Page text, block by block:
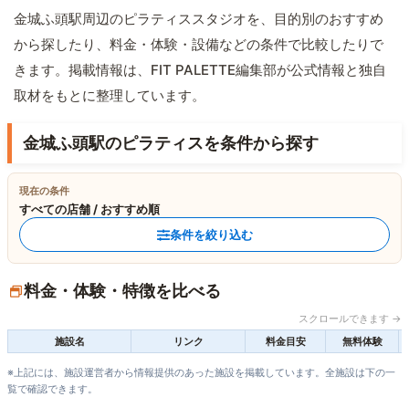
金城ふ頭駅周辺のピラティススタジオを、目的別のおすすめ
から探したり、料金・体験・設備などの条件で比較したりで
きます。掲載情報は、FIT PALETTE編集部が公式情報と独自
取材をもとに整理しています。
金城ふ頭駅のピラティスを条件から探す
現在の条件
すべての店舗 / おすすめ順
条件を絞り込む
料金・体験・特徴を比べる
スクロールできます →
施設名
リンク 料金目安 無料体験
※上記には、施設運営者から情報提供のあった施設を掲載しています。全施設は下の一
覧で確認できます。